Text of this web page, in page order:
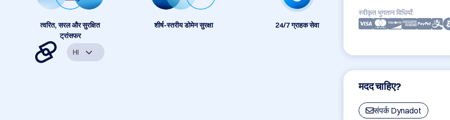
स्वीकृत भुगतान विधियाँ:
मदद चाहिए?
संपर्क Dynadot
त्वरित, सरल और सुरक्षित
ट्रांसफर
शीर्ष-स्तरीय डोमेन सुरक्षा 24/7 ग्राहक सेवा
HI